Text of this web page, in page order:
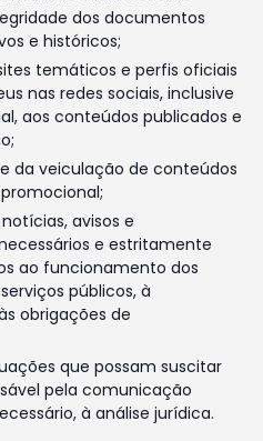
dos documentos
e históricos;
temáticos e perfis oficiais
nas redes sociais, inclusive
aos conteúdos publicados e
da veiculação de conteúdos
avisos e
e estritamente
ao funcionamento dos
públicos, à
obrigações de
que possam suscitar
pela comunicação
à análise jurídica.